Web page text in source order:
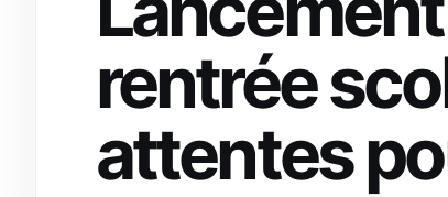
rentrée
attentes